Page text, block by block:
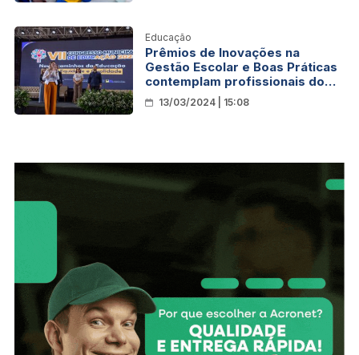
Educação
Prêmios de Inovações na
Gestão Escolar e Boas Práticas
contemplam profissionais do
ensino municipal
13/03/2024 | 15:08